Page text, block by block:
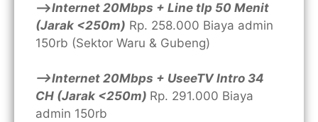
—>Internet 20Mbps + Line tlp 50 Menit
(Jarak <250m) Rp. 258.000 Biaya admin
150rb (Sektor Waru & Gubeng)
—>Internet 20Mbps + UseeTV Intro 34
CH (Jarak <250m) Rp. 291.000 Biaya
admin 150rb